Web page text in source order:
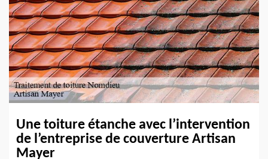
Une toiture étanche avec l’intervention
de l’entreprise de couverture Artisan
Mayer